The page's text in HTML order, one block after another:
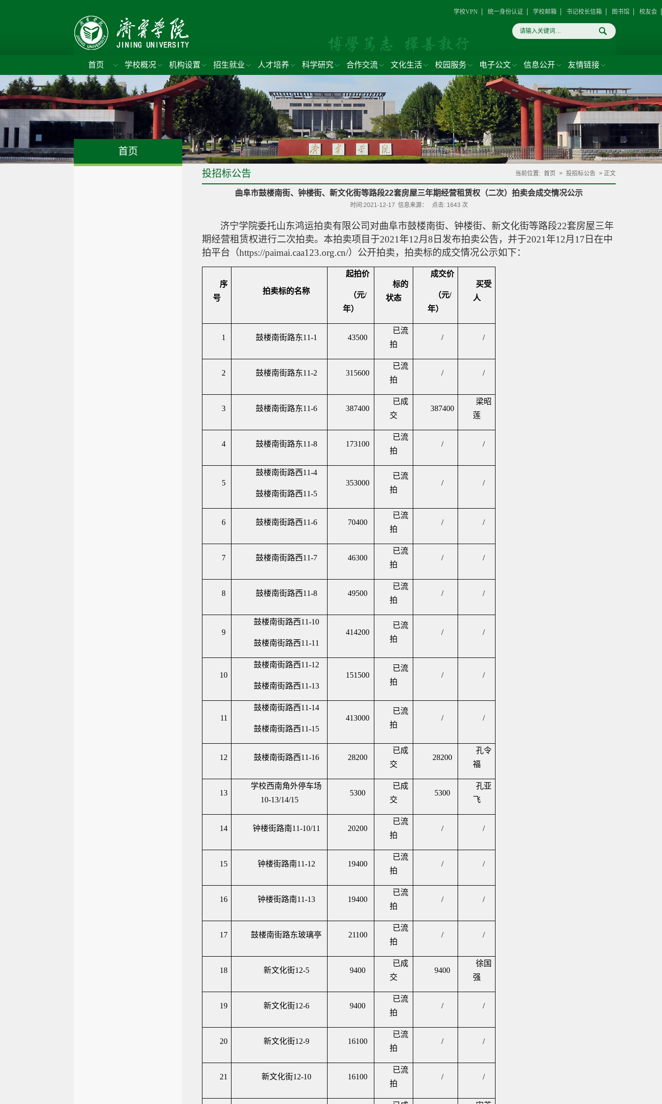
学校VPN 统一身份认证 学校邮箱 书记校长信箱 图书馆 校友会
首页 学校概况 机构设置 招生就业 人才培养 科学研究 合作交流 文化生活 校园服务 电子公文 信息公开 友情链接
首页
投招标公告 当前位置: 首页 > 投招标公告 > 正文
曲阜市鼓楼南街、钟楼街、新文化街等路段22套房屋三年期经营租赁权（二次）拍卖会成交情况公示
时间:2021-12-17 信息来源： 点击: 1643 次
济宁学院委托山东鸿运拍卖有限公司对曲阜市鼓楼南街、钟楼街、新文化街等路段22套房屋三年
期经营租赁权进行二次拍卖。本拍卖项目 于2021年12月8日发布拍卖公告，并于2021年12月17日在中
拍平台（https://paimai.caa123.org.cn/）公开拍卖，拍卖标的成交情况公示如下：
序
号
拍卖标的名称
起拍价
（元/
年）
标的
状态
成交价
（元/
年）
买受
人
1 鼓楼南街路东11-1 43500
已流
拍
/ /
2 鼓楼南街路东11-2 315600
已流
拍
/ /
3 鼓楼南街路东11-6 387400
已成
交
387400
梁昭
莲
4 鼓楼南街路东11-8 173100
已流
拍
/ /
5
鼓楼南街路西11-4
鼓楼南街路西11-5
353000
已流
拍
/ /
6 鼓楼南街路西11-6 70400
已流
拍
/ /
7 鼓楼南街路西11-7 46300
已流
拍
/ /
8 鼓楼南街路西11-8 49500
已流
拍
/ /
9
鼓楼南街路西11-10
鼓楼南街路西11-11
414200
已流
拍
/ /
10
鼓楼南街路西11-12
鼓楼南街路西11-13
151500
已流
拍
/ /
11
鼓楼南街路西11-14
鼓楼南街路西11-15
413000
已流
拍
/ /
12 鼓楼南街路西11-16 28200
已成
交
28200
孔令
福
13
学校西南角外停车场
10-13/14/15
5300
已成
交
5300
孔亚
飞
14 钟楼街路南11-10/11 20200
已流
拍
/ /
15 钟楼街路南11-12 19400
已流
拍
/ /
16 钟楼街路南11-13 19400
已流
拍
/ /
17 鼓楼南街路东玻璃亭 21100
已流
拍
/ /
18 新文化街12-5 9400
已成
交
9400
徐国
强
19 新文化街12-6 9400
已流
拍
/ /
20 新文化街12-9 16100
已流
拍
/ /
21 新文化街12-10 16100
已流
拍
/ /